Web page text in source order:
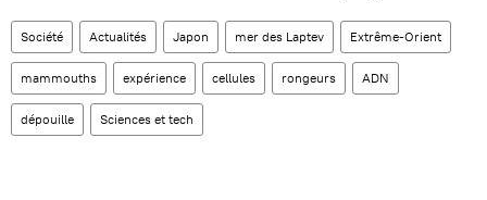
Société Actualités Japon mer des Laptev Extrême-Orient
mammouths expérience cellules rongeurs ADN
dépouille Sciences et tech